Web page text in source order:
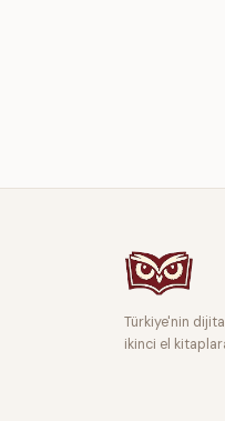
Türkiye'nin
ikinci el